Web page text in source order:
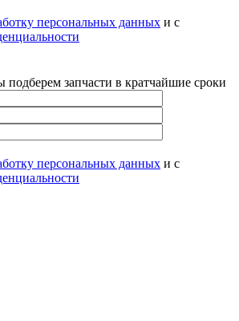
персональных данных и с
подберем запчасти в кратчайшие сроки
персональных данных и с